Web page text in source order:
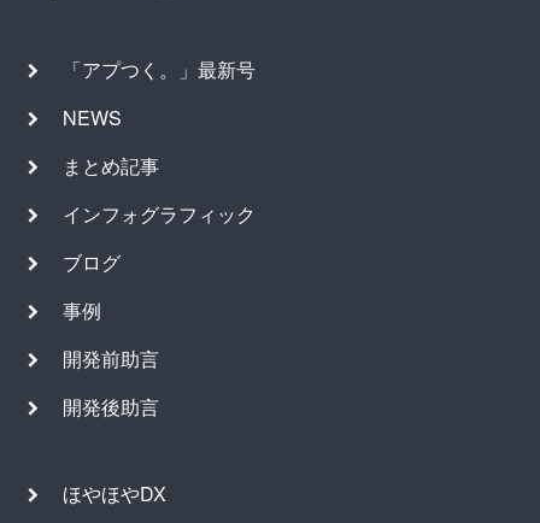
「アプつく。」最新号
NEWS
まとめ記事
インフォグラフィック
ブログ
事例
開発前助言
開発後助言
ほやほやDX